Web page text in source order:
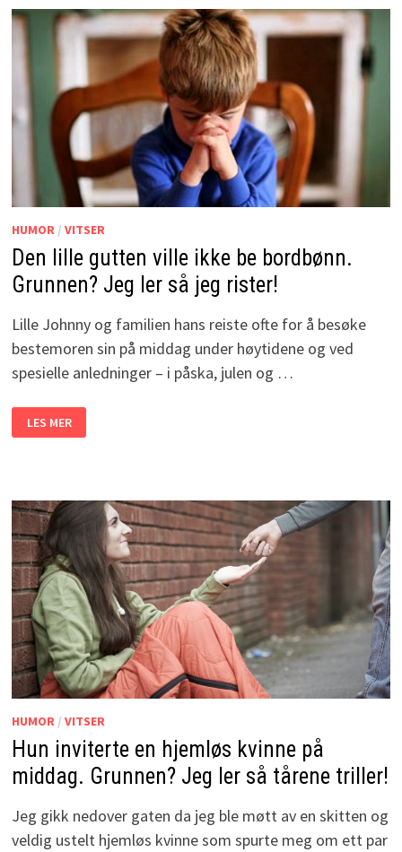
HUMOR/ VITSER
Den lille gutten ville ikke be bordbønn.
Grunnen? Jeg ler så jeg rister!
Lille Johnny og familien hans reiste ofte for å besøke
bestemoren sin på middag under høytidene og ved
spesielle anledninger – i påska, julen og …
LILLE
GUTTEN
GRUNNEN?
JEG
LER
SÅ
JEG
RISTER!
LES MER
HUMOR/ VITSER
Hun inviterte en hjemløs kvinne på
middag. Grunnen? Jeg ler så tårene triller!
Jeg gikk nedover gaten da jeg ble møtt av en skitten og
veldig ustelt hjemløs kvinne som spurte meg om ett par